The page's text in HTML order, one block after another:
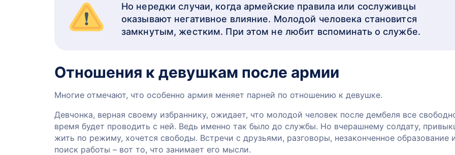
Но нередки случаи, когда армейские правила или сослуживцы
оказывают негативное влияние. Молодой человека становится
замкнутым, жестким. При этом не любит вспоминать о службе.
Отношения к девушкам после армии
Многие отмечают, что особенно армия меняет парней по отношению к девушке.
Девчонка, верная своему избраннику, ожидает, что молодой человек после дембеля все
время будет проводить с ней. Ведь именно так было до службы. Но вчерашнему солдату,
жить по режиму, хочется свободы. Встречи с друзьями, разговоры, незаконченное образование
поиск работы – вот то, что занимает его мысли.